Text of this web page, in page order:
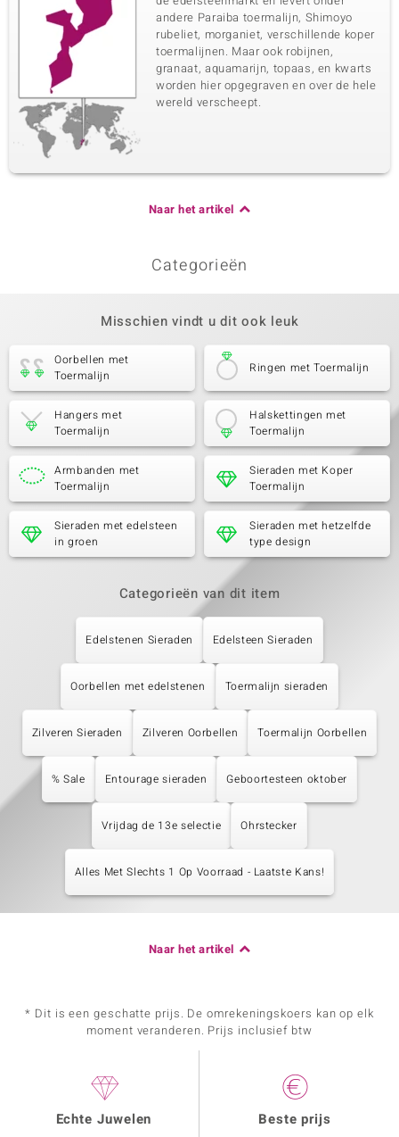
andere Paraiba toermalijn, Shimoyo
rubeliet, morganiet, verschillende koper
toermalijnen. Maar ook robijnen,
granaat, aquamarijn, topaas, en kwarts
worden hier opgegraven en over de hele
wereld verscheept.
Naar het artikel
Categorieën
Misschien vindt u dit ook leuk
Oorbellen met
Toermalijn
Ringen met Toermalijn
Hangers met
Toermalijn
Halskettingen met
Toermalijn
Armbanden met
Toermalijn
Sieraden met Koper
Toermalijn
Sieraden met edelsteen
in groen
Sieraden met hetzelfde
type design
Categorieën van dit item
Edelstenen Sieraden Edelsteen Sieraden
Oorbellen met edelstenen Toermalijn sieraden
Zilveren Sieraden Zilveren Oorbellen Toermalijn Oorbellen
% Sale Entourage sieraden Geboortesteen oktober
Vrijdag de 13e selectie Ohrstecker
Alles Met Slechts 1 Op Voorraad - Laatste Kans!
Naar het artikel
* Dit is een geschatte prijs. De omrekeningskoers kan op elk
moment veranderen. Prijs inclusief btw
Echte Juwelen Beste prijs